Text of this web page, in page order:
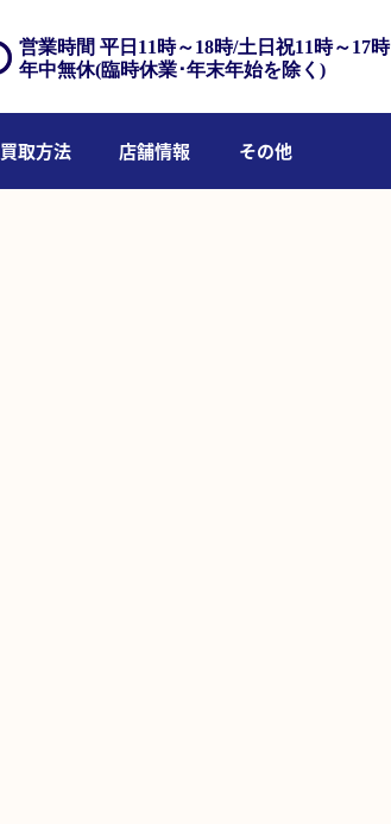
営業時間 平日11時～18時/土日祝11時～17時
年中無休(臨時休業･年末年始を除く)
買取方法 店舗情報 その他